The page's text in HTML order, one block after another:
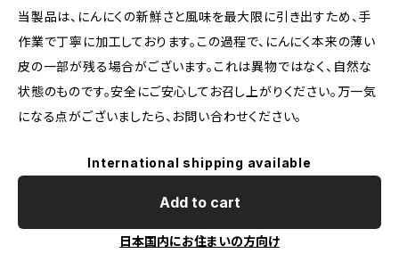
当製品は、にんにくの新鮮さと風味を最大限に引き出すため、手
作業で丁寧に加工しております。この過程で、にんにく本来の薄い
皮の一部が残る場合がございます。これは異物ではなく、自然な
状態のものです。安全にご安心してお召し上がりください。万一気
になる点がございましたら、お問い合わせください。
International shipping available
Add to cart
日本国内にお住まいの方向け